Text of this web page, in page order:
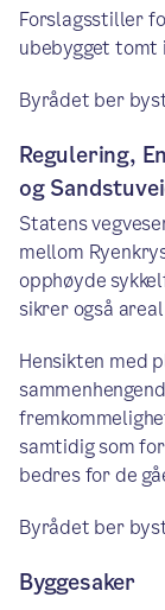
Forslagsstiller
ubebygget tomt
Byrådet ber
Regulering,
og
Statens
mellom
opphøyde
sikrer også
Hensikten med
samtidig som
bedres for de
Byrådet ber
Byggesaker